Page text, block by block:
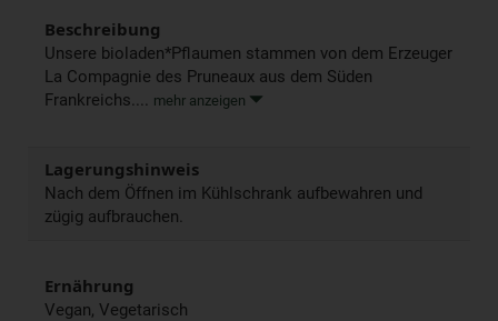
Beschreibung
Unsere bioladen*Pflaumen stammen von dem Erzeuger
La Compagnie des Pruneaux aus dem Süden
Frankreichs.... mehr anzeigen
Lagerungshinweis
Nach dem Öffnen im Kühlschrank aufbewahren und
zügig aufbrauchen.
Ernährung
Vegan, Vegetarisch